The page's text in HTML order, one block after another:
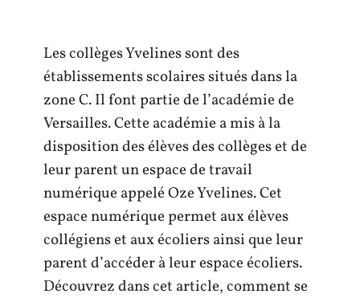
Les collèges Yvelines sont des
établissements scolaires situés dans la
zone C. Il font partie de l’académie de
Versailles. Cette académie a mis à la
disposition des élèves des collèges et de
leur parent un espace de travail
numérique appelé Oze Yvelines. Cet
espace numérique permet aux élèves
collégiens et aux écoliers ainsi que leur
parent d’accéder à leur espace écoliers.
Découvrez dans cet article, comment se